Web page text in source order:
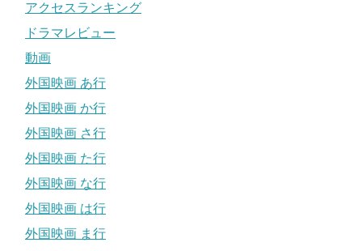
アクセスランキング
ドラマレビュー
動画
外国映画 あ行
外国映画 か行
外国映画 さ行
外国映画 た行
外国映画 な行
外国映画 は行
外国映画 ま行